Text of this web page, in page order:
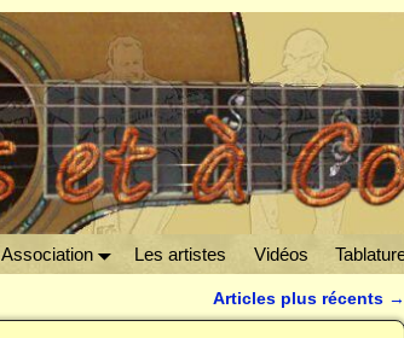
Association Les artistes Vidéos
Articles plus récents →